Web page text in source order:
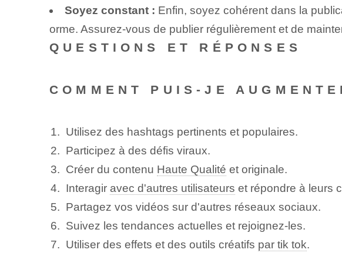
Soyez constant : Enfin, soyez cohérent dans la
orme. Assurez-vous de publier régulièrement et de
QUESTIONS ET RÉPONSES
COMMENT PUIS-JE
Utilisez des hashtags pertinents et populaires.
Participez à des défis viraux.
Créer⁤ du contenu Haute Qualité et originale.
Interagir avec d'autres utilisateurs et répondre à leurs
Partagez vos vidéos sur d'autres réseaux sociaux.
Suivez les tendances actuelles et rejoignez-les.
Utiliser des effets et des outils créatifs par tik tok.